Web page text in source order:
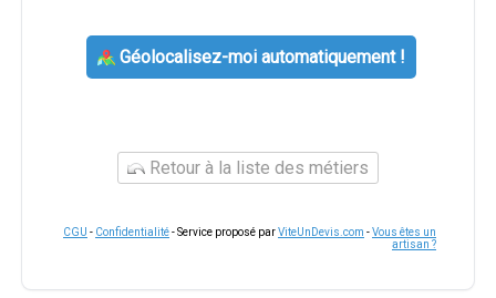
Géolocalisez-moi automatiquement !
Retour à la liste des métiers
CGU - Confidentialité- Service proposé parViteUnDevis.com -Vous êtes un
artisan ?